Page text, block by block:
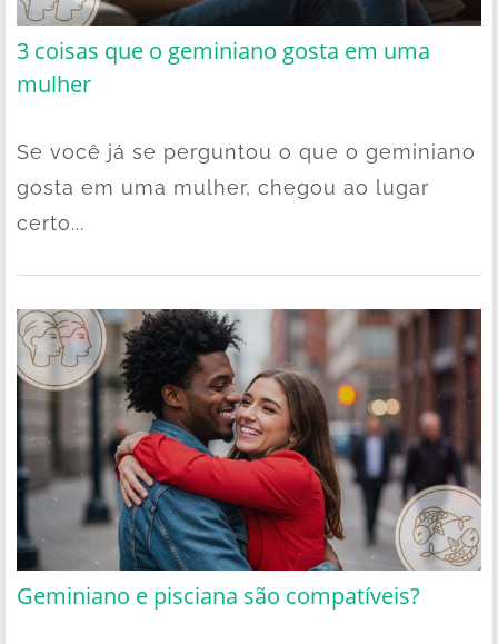
3 coisas que o geminiano gosta em uma
mulher
Se você já se perguntou o que o geminiano
gosta em uma mulher, chegou ao lugar
certo...
Geminiano e pisciana são compatíveis?